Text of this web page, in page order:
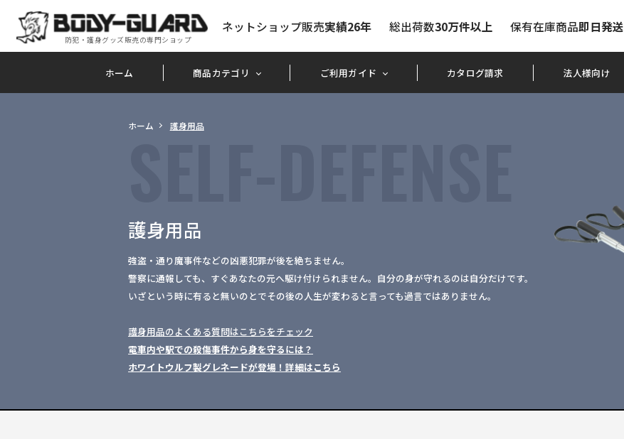
防犯・護身グッズ販売の専門ショップ
ネットショップ販売実績26年 総出荷数30万件以上 保有在庫商品即日発送
ホーム 商品カテゴリ ご利用ガイド カタログ請求 法人様向け
ホーム 護身用品
護身用品
強盗・通り魔事件などの凶悪犯罪が後を絶ちません。
警察に通報しても、すぐあなたの元へ駆け付けられません。自分の身が守れるのは自分だけです。
いざという時に有ると無いのとでその後の人生が変わると言っても過言ではありません。
護身用品のよくある質問はこちらをチェック
電車内や駅での殺傷事件から身を守るには？
ホワイトウルフ製グレネードが登場！詳細はこちら